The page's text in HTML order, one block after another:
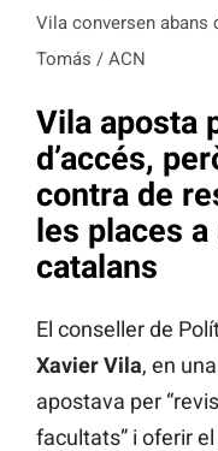
Vila conversen
Tomás / ACN
Vila aposta
d’accés,
contra de
les places
catalans
El conseller de
Xavier Vila, en
apostava per
facultats” i oferir